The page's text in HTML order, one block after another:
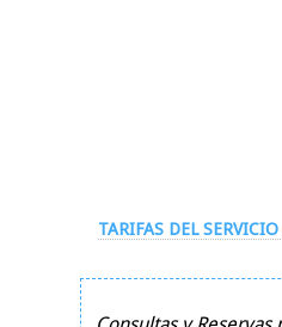
TARIFAS DEL SERVICIO